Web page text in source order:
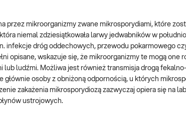
przez mikroorganizmy zwane mikrosporydiami, które
niemal zdziesiątkowała larwy jedwabników w
infekcje dróg oddechowych, przewodu pokarmowego
opisane, wskazuje się, że mikroorganizmy te mogą one
ludźmi. Możliwa jest również transmisja drogą
osoby z obniżoną odpornością, u których
zakażenia mikrosporydiozą zazwyczaj opiera się na
ustrojowych.